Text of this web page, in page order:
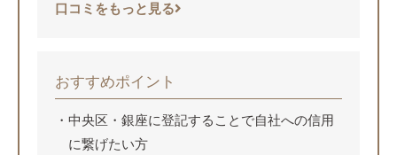
おすすめポイント
中央区・銀座に登記することで自社への信用